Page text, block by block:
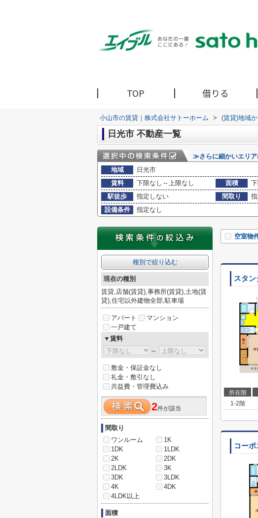
TOP 借りる
小山市の賃貸｜株式会社サトーホーム > (賃貸)地域
日光市 不動産一覧
≫さらに細かいエリア
地域
日光市
賃料
下限なし～上限なし 面積
駅徒歩
指定しない 間取り
設備条件
指定なし
空室物
スタ
所在階
1-2階
コー
種別で絞り込む
現在の種別
賃貸,店舗(賃貸),事務所(賃貸),土地(賃
貸),住宅以外建物全部,駐車場
アパート
マンション
一戸建て
▼賃料
～
敷金・保証金なし
礼金・敷引なし
共益費・管理費込み
2件が該当
間取り
ワンルーム
1K
1DK
1LDK
2K
2DK
2LDK
3K
3DK
3LDK
4K
4DK
4LDK以上
面積